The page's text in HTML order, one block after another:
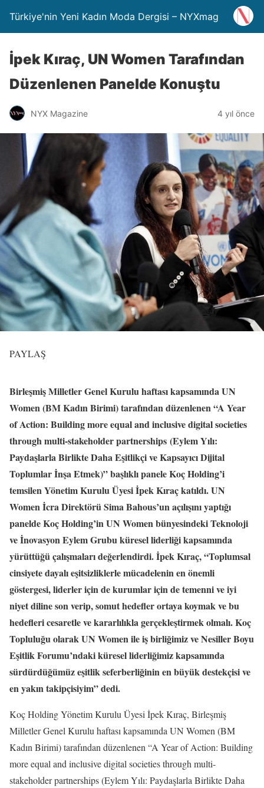
Türkiye'nin Yeni Kadın Moda Dergisi – NYXmag
İpek Kıraç, UN Women Tarafından
Düzenlenen Panelde Konuştu
NYX Magazine 4 yıl önce
PAYLAŞ
Birleşmiş Milletler Genel Kurulu haftası kapsamında UN
Women (BM Kadın Birimi) tarafından düzenlenen “A Year
of Action: Building more equal and inclusive digital societies
through multi-stakeholder partnerships (Eylem Yılı:
Paydaşlarla Birlikte Daha Eşitlikçi ve Kapsayıcı Dijital
Toplumlar İnşa Etmek)” başlıklı panele Koç Holding’i
temsilen Yönetim Kurulu Üyesi İpek Kıraç katıldı. UN
Women İcra Direktörü Sima Bahous’un açılışını yaptığı
panelde Koç Holding’in UN Women bünyesindeki Teknoloji
ve İnovasyon Eylem Grubu küresel liderliği kapsamında
yürüttüğü çalışmaları değerlendirdi. İpek Kıraç, “Toplumsal
cinsiyete dayalı eşitsizliklerle mücadelenin en önemli
göstergesi, liderler için de kurumlar için de temenni ve iyi
niyet diline son verip, somut hedefler ortaya koymak ve bu
hedefleri cesaretle ve kararlılıkla gerçekleştirmek olmalı. Koç
Topluluğu olarak UN Women ile iş birliğimiz ve Nesiller Boyu
Eşitlik Forumu’ndaki küresel liderliğimiz kapsamında
sürdürdüğümüz eşitlik seferberliğinin en büyük destekçisi ve
en yakın takipçisiyim” dedi.
Koç Holding Yönetim Kurulu Üyesi İpek Kıraç, Birleşmiş
Milletler Genel Kurulu haftası kapsamında UN Women (BM
Kadın Birimi) tarafından düzenlenen “A Year of Action: Building
more equal and inclusive digital societies through multi-
stakeholder partnerships (Eylem Yılı: Paydaşlarla Birlikte Daha